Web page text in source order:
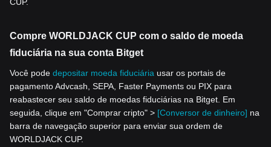
CUP.
Compre WORLDJACK CUP com o saldo de moeda
fiduciária na sua conta Bitget
Você pode depositar moeda fiduciária usar os portais de
pagamento Advcash, SEPA, Faster Payments ou PIX para
reabastecer seu saldo de moedas fiduciárias na Bitget. Em
seguida, clique em "Comprar cripto" > [Conversor de dinheiro] na
barra de navegação superior para enviar sua ordem de
WORLDJACK CUP.